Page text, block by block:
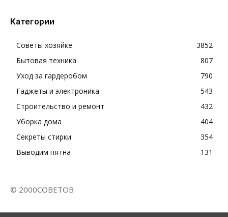
Категории
Советы хозяйке
3852
Бытовая техника
807
Уход за гардеробом
790
Гаджеты и электроника
543
Строительство и ремонт
432
Уборка дома
404
Секреты стирки
354
Выводим пятна
131
© 2000СОВЕТОВ